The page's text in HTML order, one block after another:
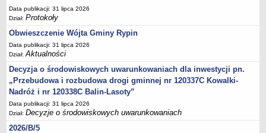
Urząd gminy
Jednostki organizacyjne, GOPS, Instytucja kultury, OSP
Jednostki pomocnicze - sołectwa
Plan pracy komisji rewizyjnej
Sesje Rady Gminy Rypin
PRAWO LOKALNE
Statut
Strategia rozwoju
Uchwały
Data publikacji: 31 lipca 2026
Dział:Protokoły
Obwieszczenie Wójta Gminy Rypin
Data publikacji: 31 lipca 2026
Dział:Aktualności
Decyzja o środowiskowych uwarunkowaniach dla inwestycji pn.
„Przebudowa i rozbudowa drogi gminnej nr 120337C Kowalki-
Nadróż i nr 120338C Balin-Lasoty”
Data publikacji: 31 lipca 2026
Dział:Decyzje o środowiskowych uwarunkowaniach
2026/B/5